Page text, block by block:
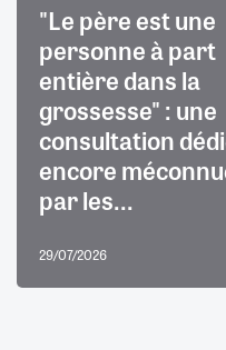
"Le père est une
personne à part
entière dans la
grossesse" : une
consultation
encore
par les...
29/07/2026